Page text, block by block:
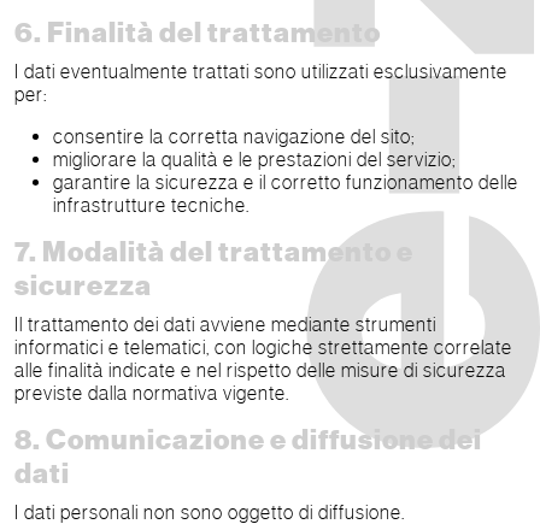
6. Finalità del trattamento
I dati eventualmente trattati sono utilizzati esclusivamente
per:
consentire la corretta navigazione del sito;
migliorare la qualità e le prestazioni del servizio;
garantire la sicurezza e il corretto funzionamento delle
infrastrutture tecniche.
7. Modalità del trattamento e
sicurezza
Il trattamento dei dati avviene mediante strumenti
informatici e telematici, con logiche strettamente correlate
alle finalità indicate e nel rispetto delle misure di sicurezza
previste dalla normativa vigente.
8. Comunicazione e diffusione dei
dati
I dati personali non sono oggetto di diffusione.